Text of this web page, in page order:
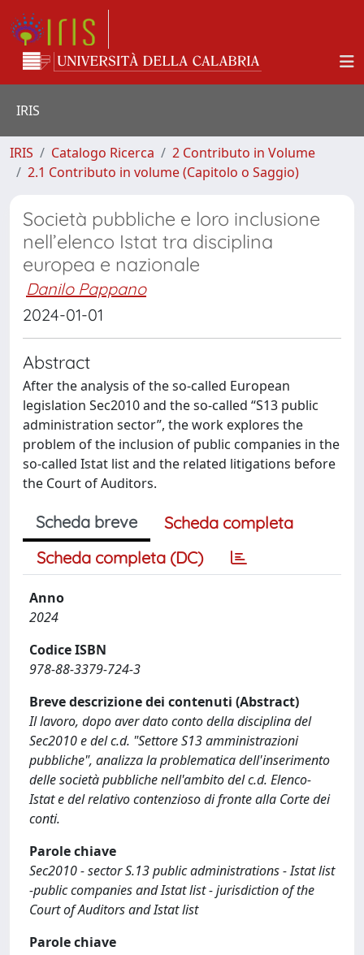
IRIS
IRIS Catalogo Ricerca
2 Contributo in Volume
2.1 Contributo in volume (Capitolo o Saggio)
Società pubbliche e loro inclusione
nell’elenco Istat tra disciplina
europea e nazionale
Danilo Pappano
2024-01-01
Abstract
After the analysis of the so-called European
legislation Sec2010 and the so-called “S13 public
administration sector”, the work explores the
problem of the inclusion of public companies in the
so-called Istat list and the related litigations before
the Court of Auditors.
Scheda breve
Scheda completa
Scheda completa (DC)
Anno
2024
Codice ISBN
978-88-3379-724-3
Breve descrizione dei contenuti (Abstract)
Il lavoro, dopo aver dato conto della disciplina del
Sec2010 e del c.d. "Settore S13 amministrazioni
pubbliche", analizza la problematica dell'inserimento
delle società pubbliche nell'ambito del c.d. Elenco-
Istat e del relativo contenzioso di fronte alla Corte dei
conti.
Parole chiave
Sec2010 - sector S.13 public administrations - Istat list
-public companies and Istat list - jurisdiction of the
Court of Auditors and Istat list
Parole chiave